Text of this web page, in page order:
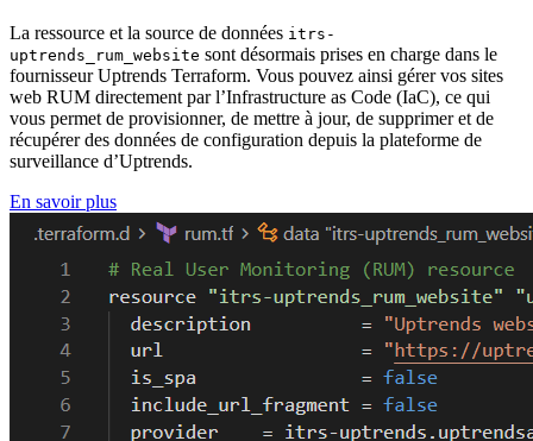
La ressource et la source de données itrs-
uptrends_rum_website sont désormais prises en charge dans le
fournisseur Uptrends Terraform. Vous pouvez ainsi gérer vos sites
web RUM directement par l’Infrastructure as Code (IaC), ce qui
vous permet de provisionner, de mettre à jour, de supprimer et de
récupérer des données de configuration depuis la plateforme de
surveillance d’Uptrends.
En savoir plus